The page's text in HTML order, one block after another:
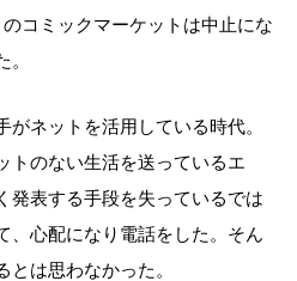
コミックマーケットは中止にな
。
ネットを活用している時代。
トのない生活を送っているエ
発表する手段を失っているでは
、心配になり電話をした。そん
とは思わなかった。